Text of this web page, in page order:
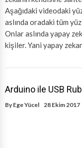
Aşağıdaki videodaki
aslında oradaki tüm
Onlar aslında yapay
kişiler. Yani yapay
Arduino ile USB
By Ege Yücel 28 Ekim 2017